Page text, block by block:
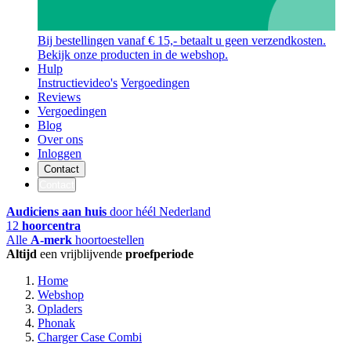
Bij bestellingen vanaf € 15,- betaalt u geen verzendkosten.
Bekijk onze producten in de webshop.
Hulp
Instructievideo's Vergoedingen
Reviews
Vergoedingen
Blog
Over ons
Inloggen
Contact
Audiciens aan huis door héél Nederland
12 hoorcentra
Alle A-merk hoortoestellen
Altijd een vrijblijvende proefperiode
Home
Webshop
Opladers
Phonak
Charger Case Combi